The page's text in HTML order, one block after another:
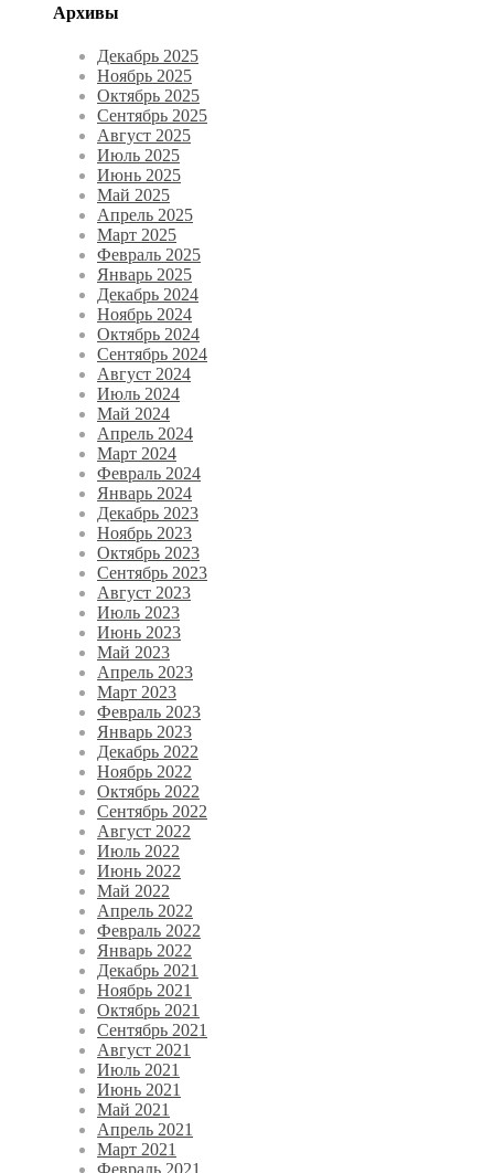
Архивы
Декабрь 2025
Ноябрь 2025
Октябрь 2025
Сентябрь 2025
Август 2025
Июль 2025
Июнь 2025
Май 2025
Апрель 2025
Март 2025
Февраль 2025
Январь 2025
Декабрь 2024
Ноябрь 2024
Октябрь 2024
Сентябрь 2024
Август 2024
Июль 2024
Май 2024
Апрель 2024
Март 2024
Февраль 2024
Январь 2024
Декабрь 2023
Ноябрь 2023
Октябрь 2023
Сентябрь 2023
Август 2023
Июль 2023
Июнь 2023
Май 2023
Апрель 2023
Март 2023
Февраль 2023
Январь 2023
Декабрь 2022
Ноябрь 2022
Октябрь 2022
Сентябрь 2022
Август 2022
Июль 2022
Июнь 2022
Май 2022
Апрель 2022
Февраль 2022
Январь 2022
Декабрь 2021
Ноябрь 2021
Октябрь 2021
Сентябрь 2021
Август 2021
Июль 2021
Июнь 2021
Май 2021
Апрель 2021
Март 2021
Февраль 2021